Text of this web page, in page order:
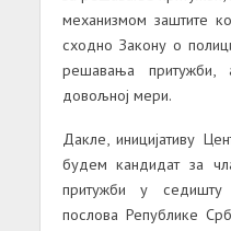
механизмом заштите
сходно Закону о
решавања
довољној мери.
Дакле, иницијативу
будем кандидат за
притужби у седишту
послова Републике